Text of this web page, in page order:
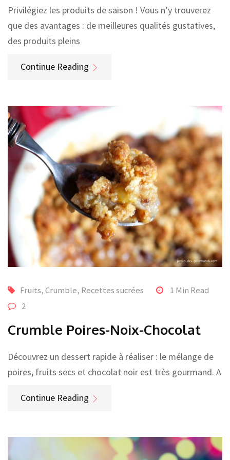
Privilégiez les produits de saison ! Vous n’y trouverez
que des avantages : de meilleures qualités gustatives,
des produits pleins
Continue Reading
Fruits, Crumble, Recettes sucrées
1 Min Read
2
Crumble Poires-Noix-Chocolat
Découvrez un dessert rapide à réaliser : le mélange de
poires, fruits secs et chocolat noir est très gourmand. A
Continue Reading